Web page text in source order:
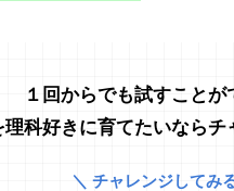
１回からでも試すことが
科好きに育てたいならチ
＼ チャレンジしてみ